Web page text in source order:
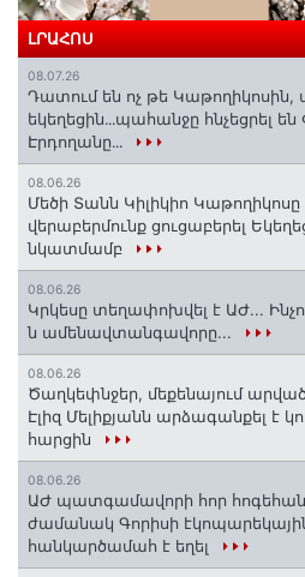
ԼՐԱՀՈՍ
08.07.26
Դատում են ոչ թե Կաթողիկոսին,
եկեղեցին․․․պահանջը հնչեցրել
Էրդողանը․․․
08.06.26
Մեծի Տանն Կիլիկիո Կաթողիկոսը
վերաբերմունք ցուցաբերել
նկատմամբ
08.06.26
Կրկեսը տեղափոխվել է ԱԺ...
ն ամենավտանգավորը...
08.06.26
Ծաղկեփնջեր, մեքենայում
Էլիզ Մելիքյանն արձագանքել է
հարցին
08.06.26
ԱԺ պատգամավորի հոր
ժամանակ Գորիսի
հանկարծամահ է եղել